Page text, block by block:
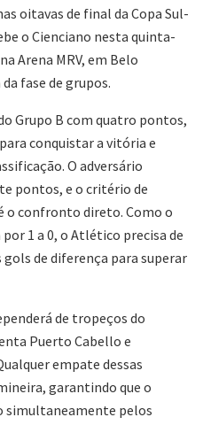
oitavas de final da Copa Sul-
o Cienciano nesta quinta-
Arena MRV, em Belo
fase de grupos.
Grupo B com quatro pontos,
conquistar a vitória e
O adversário
pontos, e o critério de
o confronto direto. Como o
1 a 0, o Atlético precisa de
de diferença para superar
de tropeços do
Puerto Cabello e
empate dessas
garantindo que o
simultaneamente pelos